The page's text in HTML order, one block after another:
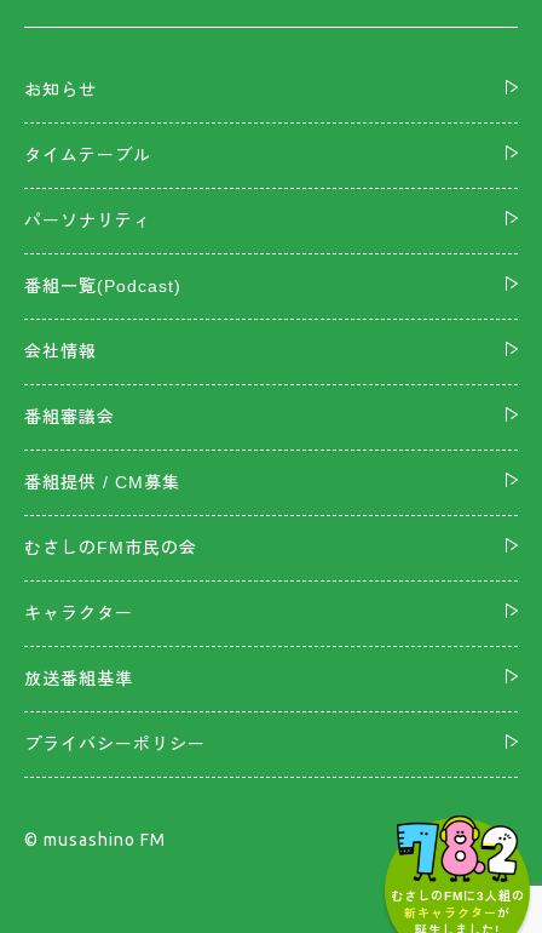
むさしのFMに3人組の
新キャラクターが
誕生しました!
お知らせ
タイムテーブル
パーソナリティ
番組一覧(Podcast)
会社情報
番組審議会
番組提供 / CM募集
むさしのFM市民の会
キャラクター
放送番組基準
プライバシーポリシー
©︎ musashino FM